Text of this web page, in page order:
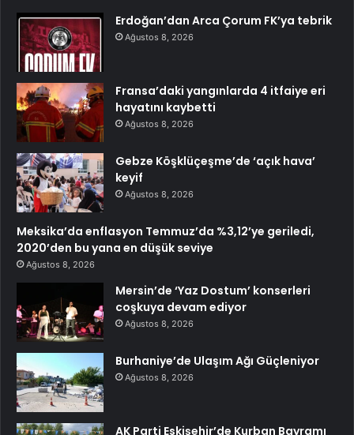
Erdoğan’dan Arca Çorum FK’ya tebrik
Ağustos 8, 2026
Fransa’daki yangınlarda 4 itfaiye eri
hayatını kaybetti
Ağustos 8, 2026
Gebze Köşklüçeşme’de ‘açık hava’
keyif
Ağustos 8, 2026
Meksika’da enflasyon Temmuz’da %3,12’ye geriledi,
2020’den bu yana en düşük seviye
Ağustos 8, 2026
Mersin’de ‘Yaz Dostum’ konserleri
coşkuya devam ediyor
Ağustos 8, 2026
Burhaniye’de Ulaşım Ağı Güçleniyor
Ağustos 8, 2026
AK Parti Eskişehir’de Kurban Bayramı